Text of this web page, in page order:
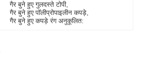
गैर बुने हुए गुलदस्ते टोपी,
गैर बुने हुए पॉलीप्रोपाइलीन कपड़े
गैर बुने हुए कपड़े रंग अनुकूलित: